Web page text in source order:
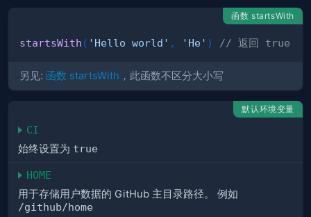
函数 startsWith
startsWith ( 'Hello world' , 'He' ) // 返回 true
另见: 函数 startsWith ，此函数不区分大小写
默认环境变量
CI
始终设置为 true
HOME
用于存储用户数据的 GitHub 主目录路径。 例如
/github/home